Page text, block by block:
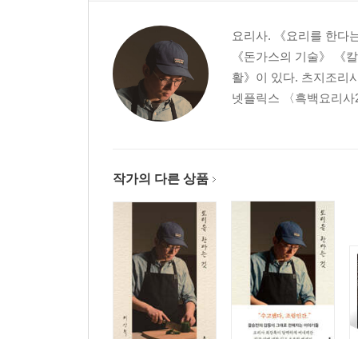
『요리를 한다는 것』
프롤로그
음식이라는 것
2 면식인생 - 라면
3 면식인생 - 우동, 짜장면, 짬뽕
4 면식인생 - 메밀면
6 평범한 날 특별한 음식
7 특별한 날 평범한 음식
8 가족과의 외식
9 혼자 먹는다는 것
요리사. 《요리를 한다
《돈가스의 기술》 《
활》이 있다. 츠지조리
넷플릭스 〈흑백요리
작가의 다른 상품